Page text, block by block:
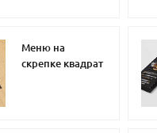
Меню на
скрепке квадрат